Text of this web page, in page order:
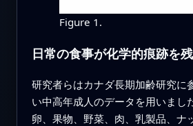
Figure 1.
日常の食事が化学的痕跡を
研究者らはカナダ長期加齢研究に
い中高年成人のデータを用いまし
卵、果物、野菜、肉、乳製品、ナ